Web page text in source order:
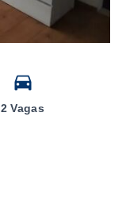
2 Vagas